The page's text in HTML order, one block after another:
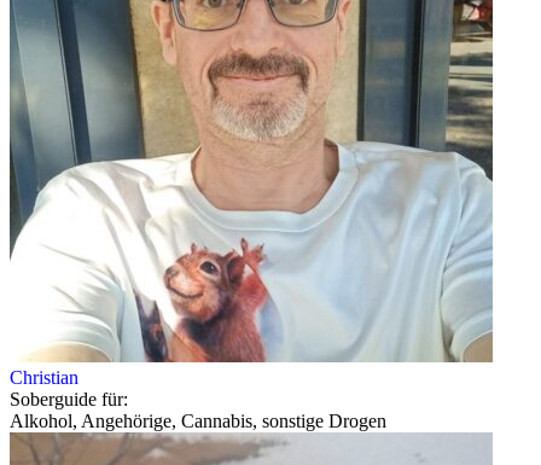
Christian
Soberguide für:
Alkohol, Angehörige, Cannabis, sonstige Drogen